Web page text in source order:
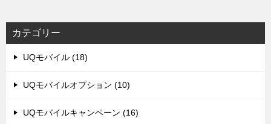
カテゴリー
UQモバイル (18)
UQモバイルオプション (10)
UQモバイルキャンペーン (16)